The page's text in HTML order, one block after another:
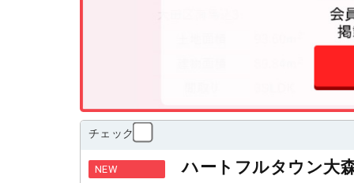
チェック
NEW
ハートフルタウン大